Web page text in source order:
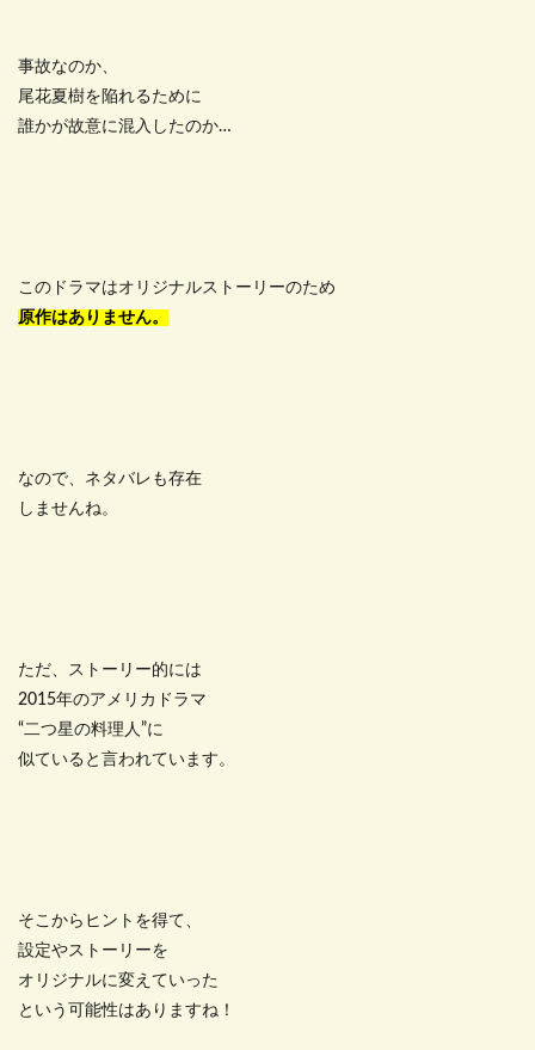
事故なのか、
尾花夏樹を陥れるために
誰かが故意に混入したのか…
このドラマはオリジナルストーリーのため
原作はありません。
なので、ネタバレも存在
しませんね。
ただ、ストーリー的には
2015年のアメリカドラマ
“二つ星の料理人”に
似ていると言われています。
そこからヒントを得て、
設定やストーリーを
オリジナルに変えていった
という可能性はありますね！